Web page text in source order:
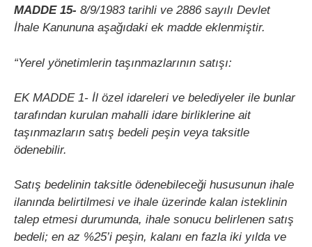
MADDE 15- 8/9/1983 tarihli ve 2886 sayılı Devlet
İhale Kanununa aşağıdaki ek madde eklenmiştir.
“Yerel yönetimlerin taşınmazlarının satışı:
EK MADDE 1- İl özel idareleri ve belediyeler ile bunlar
tarafından kurulan mahalli idare birliklerine ait
taşınmazların satış bedeli peşin veya taksitle
ödenebilir.
Satış bedelinin taksitle ödenebileceği hususunun ihale
ilanında belirtilmesi ve ihale üzerinde kalan isteklinin
talep etmesi durumunda, ihale sonucu belirlenen satış
bedeli; en az %25’i peşin, kalanı en fazla iki yılda ve